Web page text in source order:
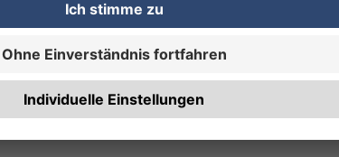
per Post
(automatisch gebucht)